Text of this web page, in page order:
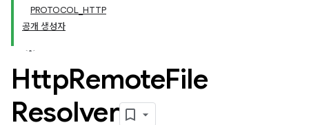
PROTOCOL_HTTP
공개 생성자
HttpRemoteFile
Resolver